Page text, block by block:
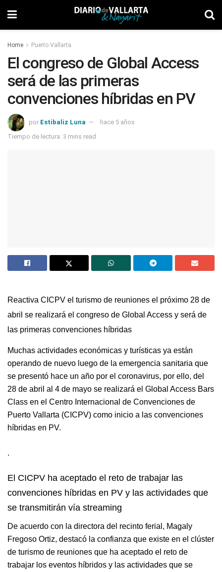
Home Puerto Vallarta
El congreso de Global Access
será de las primeras
convenciones híbridas en PV
por Estibaliz Luna
hace 5 años
Tiempo de lectura: 3 mins read
Reactiva CICPV el turismo de reuniones e l próximo 28 de
abril se realizará el congreso de Global Access y será de
las primeras convenciones híbridas
Muchas actividades económicas y turísticas ya están
operando de nuevo luego de la emergencia sanitaria que
se presentó hace un año por el coronavirus, por ello, del
28 de abril al 4 de mayo se realizará el Global Access Bars
Class en el Centro Internacional de Convenciones de
Puerto Vallarta (CICPV) como inicio a las convenciones
híbridas en PV.
.
El CICPV ha aceptado el reto de trabajar las
convenciones híbridas en PV y las actividades que
se transmitirán vía streaming
De acuerdo con la directora del recinto ferial, Magaly
Fregoso Ortiz, destacó la confianza que existe en el clúster
de turismo de reuniones que ha aceptado el reto de
trabajar los eventos híbridos y las actividades que se